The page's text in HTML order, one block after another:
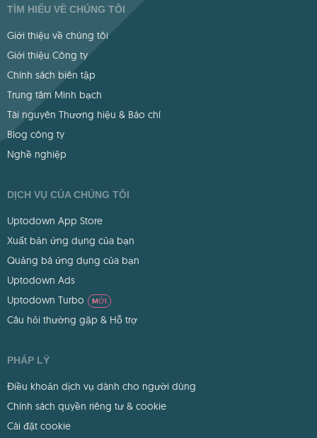
TÌM HIỂU VỀ CHÚNG TÔI
Giới thiệu về chúng tôi
Giới thiệu Công ty
Chính sách biên tập
Trung tâm Minh bạch
Tài nguyên Thương hiệu & Báo chí
Blog công ty
Nghề nghiệp
DỊCH VỤ CỦA CHÚNG TÔI
Uptodown App Store
Xuất bản ứng dụng của bạn
Quảng bá ứng dụng của bạn
Uptodown Ads
Uptodown Turbo
MỚI
Câu hỏi thường gặp & Hỗ trợ
PHÁP LÝ
Điều khoản dịch vụ dành cho người dùng
Chính sách quyền riêng tư & cookie
Cài đặt cookie